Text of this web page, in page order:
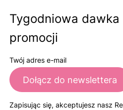
Tygodniowa
promocji
Twój adres e-mail
Dołącz do newslettera
Zapisując się, akceptujesz nasz